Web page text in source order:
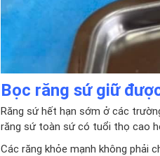
Bọc răng sứ giữ
Răng sứ hết hạn sớm ở các
răng sứ toàn sứ có tuổi thọ cao
Các răng khỏe mạnh không phải